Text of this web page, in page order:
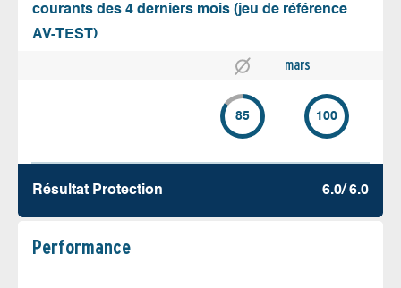
courants des 4 derniers mois (jeu de référence
AV-TEST)
mars
85 100
Résultat Protection 6.0/ 6.0
Performance